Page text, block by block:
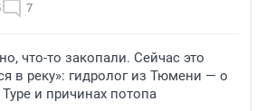
7
что-то закопали. Сейчас это
в реку»: гидролог из Тюмени — о
и причинах потопа